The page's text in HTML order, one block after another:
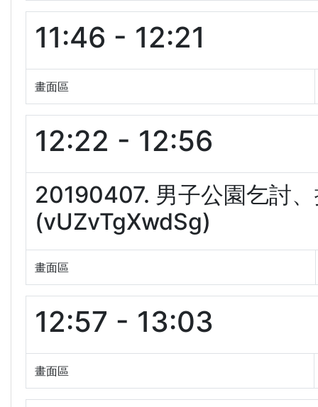
11:46 - 12:21
畫面區
12:22 - 12:56
20190407. 男子公園乞討
(vUZvTgXwdSg)
畫面區
12:57 - 13:03
畫面區